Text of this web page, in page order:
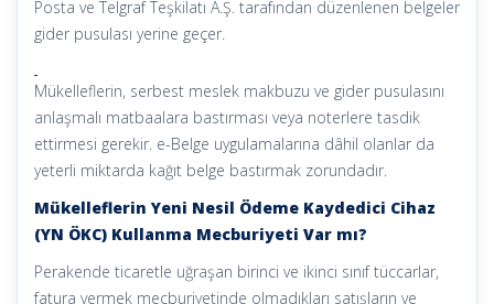
Posta ve Telgraf Teşkilatı A.Ş. tarafından düzenlenen belgeler
gider pusulası yerine geçer.
Mükelleflerin, serbest meslek makbuzu ve gider pusulasını
anlaşmalı matbaalara bastırması veya noterlere tasdik
ettirmesi gerekir. e-Belge uygulamalarına dâhil olanlar da
yeterli miktarda kağıt belge bastırmak zorundadır.
Mükelleflerin Yeni Nesil Ödeme Kaydedici Cihaz
(YN ÖKC) Kullanma Mecburiyeti Var mı?
Perakende ticaretle uğraşan birinci ve ikinci sınıf tüccarlar,
fatura vermek mecburiyetinde olmadıkları satışların ve